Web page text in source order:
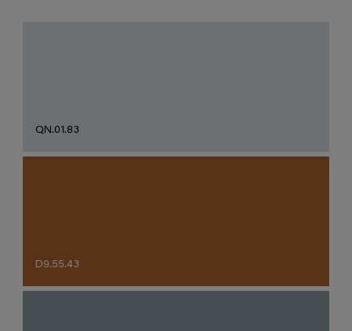
QN.01.83
D9.55.43